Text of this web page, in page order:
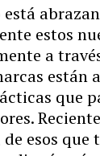
estos
a
están
que
esos